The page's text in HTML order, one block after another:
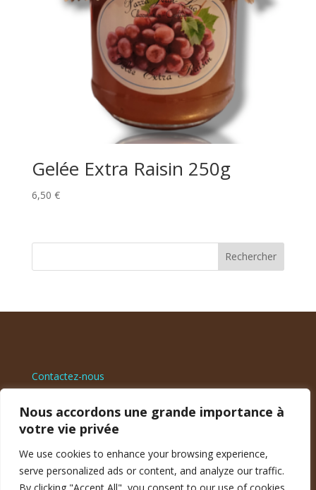
Nous accordons une grande importance à
votre vie privée
We use cookies to enhance your browsing experience,
serve personalized ads or content, and analyze our traffic.
Gelée Extra Raisin 250g
6,50 €
Rechercher
Contactez-nous
CGV
Politique de confidentialité